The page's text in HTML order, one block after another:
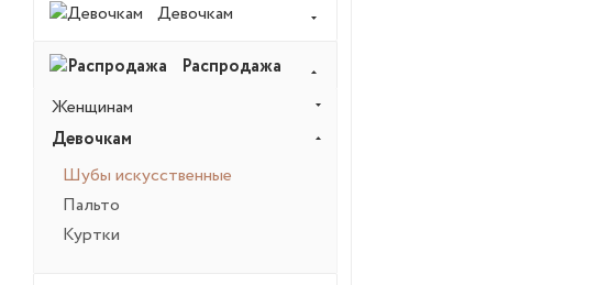
Девочкам
Распродажа
Женщинам
Девочкам
Шубы искусственные
Пальто
Куртки